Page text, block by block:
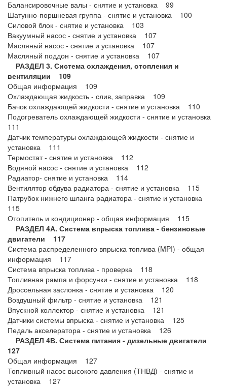
Балансировочные валы - снятие и установка 99
Шатунно-поршневая группа - снятие и установка 100
Силовой блок - снятие и установка 103
Вакуумный насос - снятие и установка 107
Масляный насос - снятие и установка 107
Масляный поддон - снятие и установка 107
РАЗДЕЛ 3. Система охлаждения, отопления и
вентиляции 109
Общая информация 109
Охлаждающая жидкость - слив, заправка 109
Бачок охлаждающей жидкости - снятие и установка 110
Подогреватель охлаждающей жидкости - снятие и установка
111
Датчик температуры охлаждающей жидкости - снятие и
установка 111
Термостат - снятие и установка 112
Водяной насос - снятие и установка 112
Радиатор- снятие и установка 114
Вентилятор обдува радиатора - снятие и установка 115
Патрубок нижнего шланга радиатора - снятие и установка
115
Отопитель и кондиционер - общая информация 115
РАЗДЕЛ 4А. Система впрыска топлива - бензиновые
двигатели 117
Система распределенного впрыска топлива (MPI) - общая
информация 117
Система впрыска топлива - проверка 118
Топливная рампа и форсунки - снятие и установка 118
Дроссельная заслонка - снятие и установка 120
Воздушный фильтр - снятие и установка 121
Впускной коллектор - снятие и установка 121
Датчики системы впрыска - снятие и установка 125
Педаль акселератора - снятие и установка 126
РАЗДЕЛ 4В. Система питания - дизельные двигатели
127
Общая информация 127
Топливный насос высокого давления (ТНВД) - снятие и
установка 127